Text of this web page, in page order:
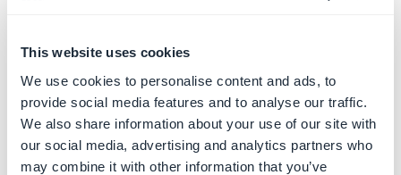
This website uses cookies
We use cookies to personalise content and ads, to
provide social media features and to analyse our traffic.
We also share information about your use of our site with
our social media, advertising and analytics partners who
may combine it with other information that you’ve
back office
La lingua del back office (o di gestione dell'interfaccia)
non è connessa alla lingua dell'app, ogni membro del
team può impostare una lingua diversa.